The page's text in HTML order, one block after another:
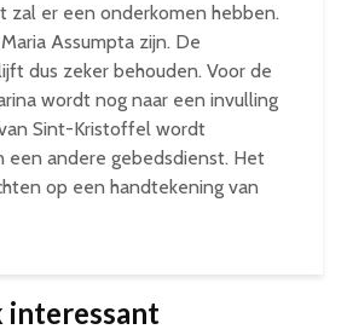
zal er een onderkomen hebben.
Assumpta zijn. De
dus zeker behouden. Voor de
wordt nog naar een invulling
Sint-Kristoffel wordt
een andere gebedsdienst. Het
op een handtekening van
interessant